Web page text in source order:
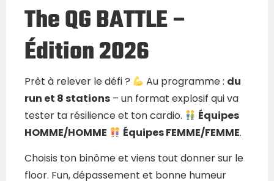
The QG BATTLE –
Édition 2026
Prêt à relever le défi ? Au programme : du
run et 8 stations – un format explosif qui va
tester ta résilience et ton cardio.
Équipes
HOMME/HOMME
Équipes FEMME/FEMME.
Choisis ton binôme et viens tout donner sur le
floor. Fun, dépassement et bonne humeur